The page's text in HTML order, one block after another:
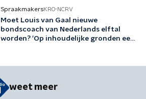
SpraakmakersKRO-NCRV
Moet Louis van Gaal nieuwe
bondscoach van Nederlands elftal
worden? 'Op inhoudelijke gronden een
weet meer